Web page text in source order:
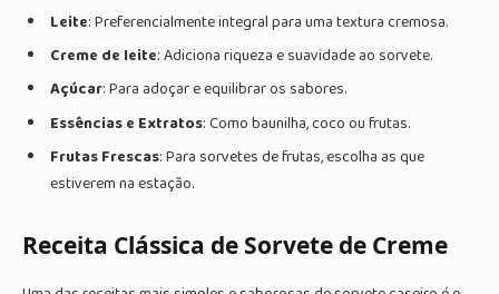
Leite: Preferencialmente integral para uma textura cremosa.
Creme de leite: Adiciona riqueza e suavidade ao sorvete.
Açúcar: Para adoçar e equilibrar os sabores.
Essências e Extratos: Como baunilha, coco ou frutas.
Frutas Frescas: Para sorvetes de frutas, escolha as que
estiverem na estação.
Receita Clássica de Sorvete de Creme